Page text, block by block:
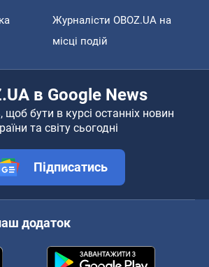
Журналісти OBOZ.UA на
місці подій
в Google News
щоб бути в курсі останніх новин
та світу сьогодні
Підписатись
додаток